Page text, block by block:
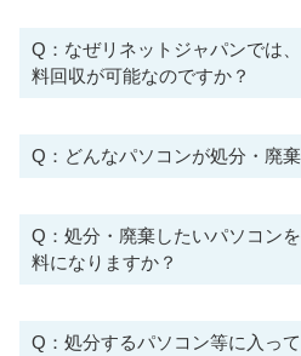
Q：なぜリネットジャパンでは
料回収が可能なのですか？
Q：どんなパソコンが処分・廃
Q：処分・廃棄したいパソコン
料になりますか？
Q：処分するパソコン等に入っ